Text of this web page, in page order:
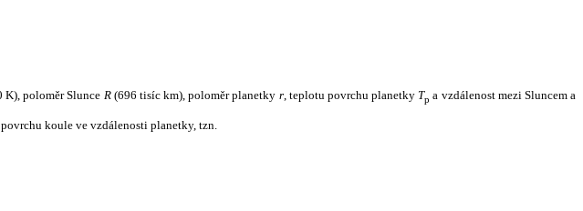
K), poloměr Slunce R(696 tisíc km), poloměr planetky r, teplotu povrchu planetky Tp a vzdálenost mezi Sluncem a
koule ve vzdálenosti planetky, tzn.